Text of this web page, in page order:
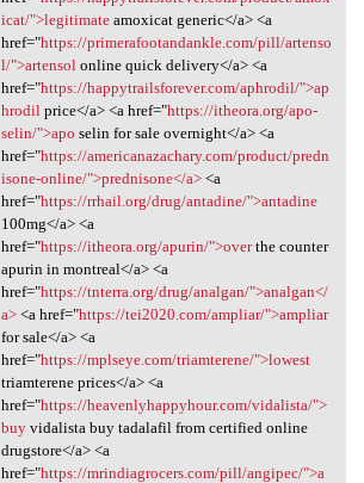
icat/">legitimateamoxicat generic</a> <a
href="https://primerafootandankle.com/pill/artenso
l/">artensol online quick delivery</a> <a
href="https://happytrailsforever.com/aphrodil/">ap
hrodil price</a> <a href="https://itheora.org/apo-
selin/">apo selin for sale overnight</a> <a
href="https://americanazachary.com/product/predn
isone-online/">prednisone</a><a
href="https://rrhail.org/drug/antadine/">antadine
100mg</a> <a
href="https://itheora.org/apurin/">overthe counter
apurin in montreal</a> <a
href="https://tnterra.org/drug/analgan/">analgan</
a><a href="https://tei2020.com/ampliar/">ampliar
for sale</a> <a
href="https://mplseye.com/triamterene/">lowest
triamterene prices</a> <a
href="https://heavenlyhappyhour.com/vidalista/">
buyvidalista buy tadalafil from certified online
drugstore</a> <a
href="https://mrindiagrocers.com/pill/angipec/">a